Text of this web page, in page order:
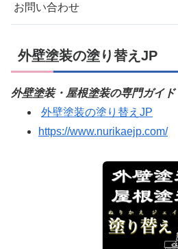
お問い合わせ
外壁塗装の塗り替えJP
外壁塗装・屋根塗装の専門ガイド
外壁塗装の塗り替えJP
https://www.nurikaejp.com/